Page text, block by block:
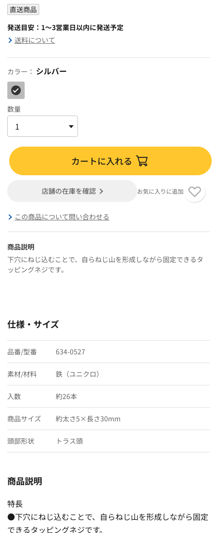
直送商品
発送目安：1～3営業日以内に発送予定
送料について
カラー： シルバー
数量
カートに入れる
店舗の在庫を確認 お気に入りに追加
この商品について問い合わせる
商品説明
下穴にねじ込むことで、自らねじ山を形成しながら固定できるタ
ッピングネジです。
仕様・サイズ
品番/型番 634-0527
素材/材料 鉄（ユニクロ）
入数 約26本
商品サイズ 約太さ5×長さ30mm
頭部形状 トラス頭
商品説明
特長
●下穴にねじ込むことで、自らねじ山を形成しながら固定
できるタッピングネジです。